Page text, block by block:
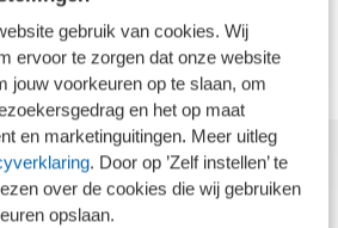
gebruik van cookies. Wij
ervoor te zorgen dat onze website
jouw voorkeuren op te slaan, om
en het op maat
en marketinguitingen. Meer uitleg
. Door op ’Zelf instellen’ te
over de cookies die wij gebruiken
opslaan.
Checklists